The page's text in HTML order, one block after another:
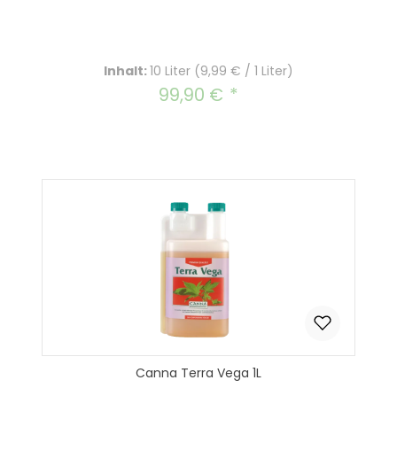
Inhalt:10 Liter (9,99 € / 1 Liter)
Regulärer Preis:
99,90 €
Canna Terra Vega 1L